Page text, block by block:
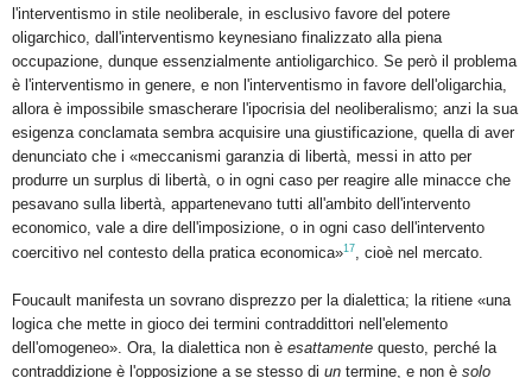
l'interventismo in stile neoliberale, in esclusivo favore del potere
oligarchico, dall'interventismo keynesiano finalizzato alla piena
occupazione, dunque essenzialmente antioligarchico. Se però il problema
è l'interventismo in genere, e non l'interventismo in favore dell'oligarchia,
allora è impossibile smascherare l'ipocrisia del neoliberalismo; anzi la sua
esigenza conclamata sembra acquisire una giustificazione, quella di aver
denunciato che i «meccanismi garanzia di libertà, messi in atto per
produrre un surplus di libertà, o in ogni caso per reagire alle minacce che
pesavano sulla libertà, appartenevano tutti all'ambito dell'intervento
economico, vale a dire dell'imposizione, o in ogni caso dell'intervento
coercitivo nel contesto della pratica economica»17, cioè nel mercato.
Foucault manifesta un sovrano disprezzo per la dialettica; la ritiene «una
logica che mette in gioco dei termini contraddittori nell'elemento
dell'omogeneo». Ora, la dialettica non è esattamente questo, perché la
contraddizione è l'opposizione a se stesso di un termine, e non è solo